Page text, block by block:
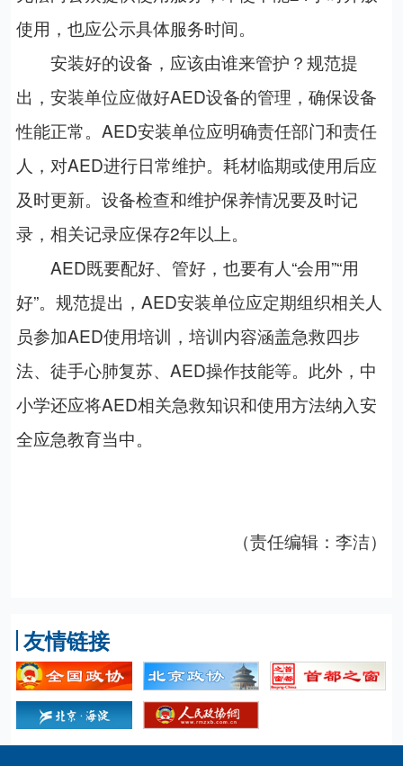
使用，也应公示具体服务时间。
安装好的设备，应该由谁来管护？规范提
出，安装单位应做好AED设备的管理，确保设备
性能正常。AED安装单位应明确责任部门和责任
人，对AED进行日常维护。耗材临期或使用后应
及时更新。设备检查和维护保养情况要及时记
录，相关记录应保存2年以上。
AED既要配好、管好，也要有人“会用”“用
好”。规范提出，AED安装单位应定期组织相关人
员参加AED使用培训，培训内容涵盖急救四步
法、徒手心肺复苏、AED操作技能等。此外，中
小学还应将AED相关急救知识和使用方法纳入安
全应急教育当中。
（责任编辑：李洁）
友情链接